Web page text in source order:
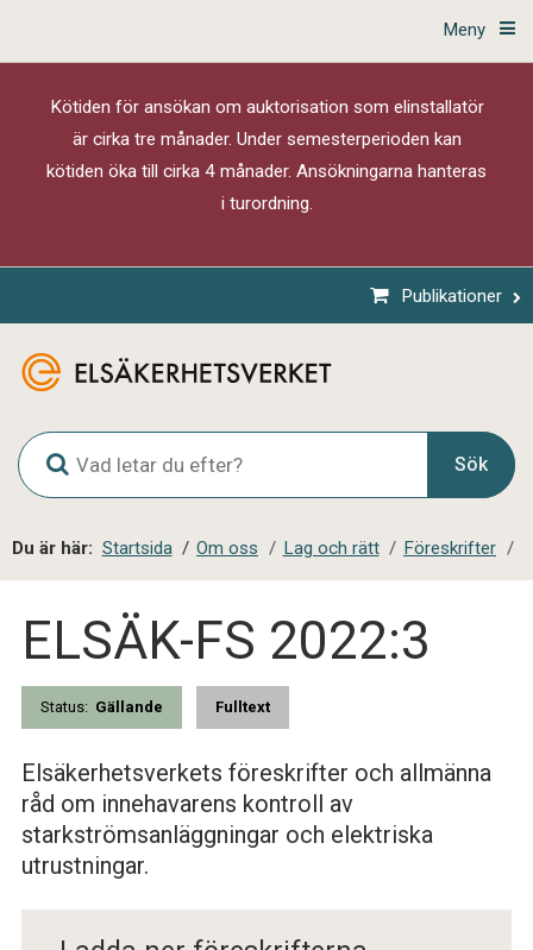
Meny
Kötiden för ansökan om auktorisation som elinstallatör
är cirka tre månader. Under semesterperioden kan
kötiden öka till cirka 4 månader. Ansökningarna hanteras
i turordning.
Publikationer
G
l
o
a
l
ö
k
Sök
Du är här: Startsida / Om oss / Lag och rätt / Föreskrifter /
ELSÄK-FS 2022:3
Status: Gällande Fulltext
Elsäkerhetsverkets föreskrifter och allmänna
råd om innehavarens kontroll av
starkströmsanläggningar och elektriska
utrustningar.